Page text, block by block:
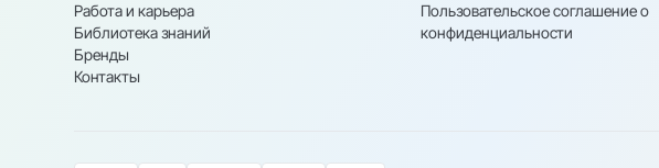
Работа и карьера
Библиотека знаний
Бренды
Контакты
Пользовательское соглашение о
конфиденциальности